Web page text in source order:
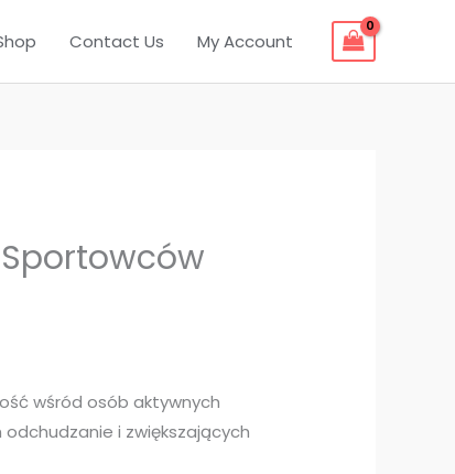
Contact Us My Account
wśród osób aktywnych
i zwiększających